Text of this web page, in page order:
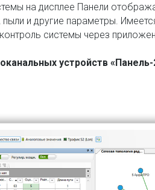
на дисплее Панели
и другие параметры.
системы через
устройств